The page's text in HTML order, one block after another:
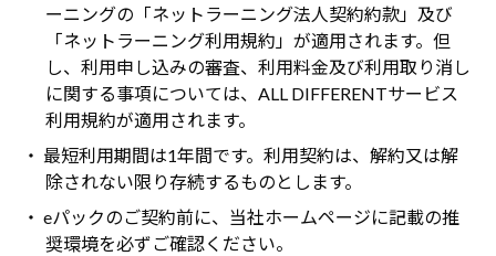
ーニングの「ネットラーニング法人契約約款」及び
「ネットラーニング利用規約」が適用されます。但
し、利用申し込みの審査、利用料金及び利用取り消し
に関する事項については、ALL DIFFERENTサービス
利用規約が適用されます。
・ 最短利用期間は1年間です。利用契約は、解約又は解
除されない限り存続するものとします。
・ eパックのご契約前に、当社ホームページに記載の推
奨環境を必ずご確認ください。